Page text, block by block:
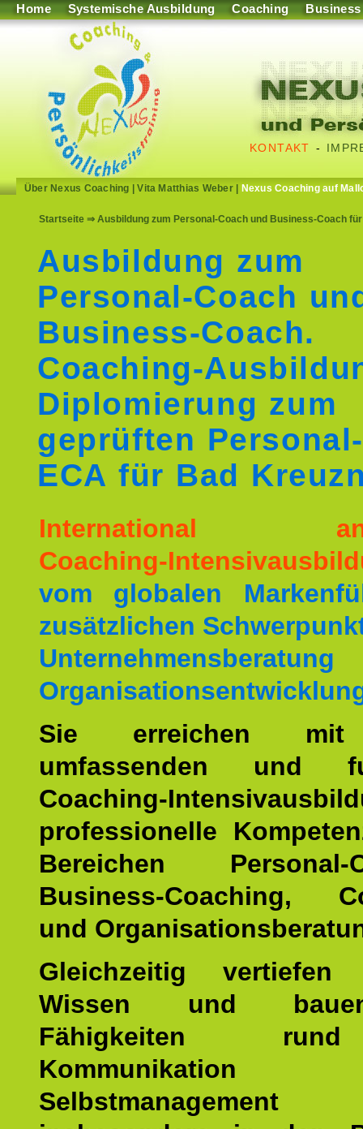
Home Systemische Ausbildung Coaching Business
KONTAKT -
Über Nexus Coaching |Vita Matthias Weber| Nexus Coaching auf
Startseite ⇒ Ausbildung zum Personal-Coach und Business-Coach
Ausbildung zum
Personal-Coach
Business-Coach.
Coaching-
Diplomierung zum
geprüften
ECA für Bad
International
Coaching-
vom globalen
zusätzlichen
Sie erreichen mit
umfassenden und
Coaching-
professionelle
Bereichen Personal-
Business-Coaching,
und
Gleichzeitig
Wissen und
Fähigkeiten